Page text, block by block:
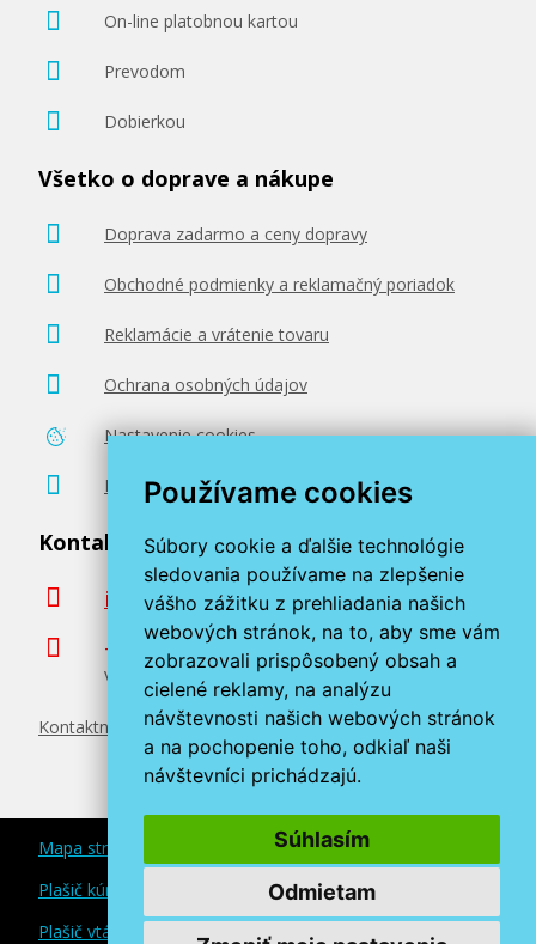
Používame cookies
Súbory cookie a ďalšie technológie
sledovania používame na zlepšenie
vášho zážitku z prehliadania našich
webových stránok, na to, aby sme vám
zobrazovali prispôsobený obsah a
cielené reklamy, na analýzu
návštevnosti našich webových stránok
a na pochopenie toho, odkiaľ naši
návštevníci prichádzajú.
Súhlasím
Odmietam
On-line platobnou kartou
Prevodom
Dobierkou
Všetko o doprave a nákupe
Doprava zadarmo a ceny dopravy
Obchodné podmienky a reklamačný poriadok
Reklamácie a vrátenie tovaru
Ochrana osobných údajov
Nastavenie cookies
Poradenstvo zadarmo
Kontaktujte nás
info@miroluk.sk
+420 377 222 313
Volajte v pracovné dni od 8. do 17. hod.
Kontaktné údaje
Mapa stránok
Plašič kún a myší
Plašič vtákov